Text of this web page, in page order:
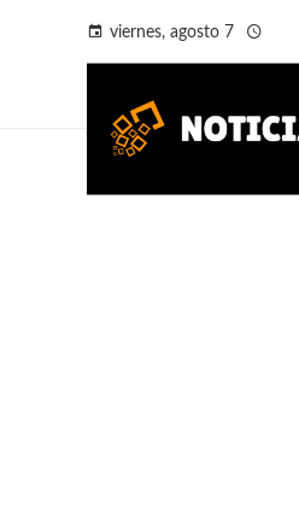
viernes, agosto 7